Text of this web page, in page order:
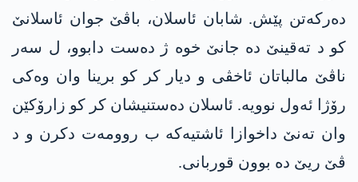
دەرکەتن پێش. شابان ئاسلان، باڤێ جوان ئاسلانێ
کو د تەقینێ دە جانێ خوە ژ دەست دابوو، ل سەر
ناڤێ مالباتان ئاخڤی و دیار کر کو برینا وان وەکی
رۆژا ئەول نوویە. ئاسلان دەستنیشان کر کو زارۆکێن
وان تەنێ داخوازا ئاشتیەکە ب روومەت دکرن و د
ڤێ ریێ دە بوون قوربانی.